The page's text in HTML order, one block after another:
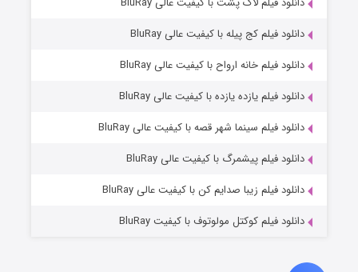
دانلود فیلم کج‌ پیله با کیفیت عالی BluRay
دانلود فیلم خانه ارواح با کیفیت عالی BluRay
دانلود فیلم یازده یازده با کیفیت عالی BluRay
دانلود فیلم سینما شهر قصه با کیفیت عالی BluRay
دانلود فیلم پیشمرگ با کیفیت عالی BluRay
دانلود فیلم زیبا صدایم کن با کیفیت عالی BluRay
دانلود فیلم کوکتل مولوتوف با کیفیت BluRay